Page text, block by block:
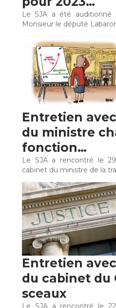
Le SJA a été
Monsieur le député
Entretien
du ministre
fonction…
Le SJA a rencontré le
cabinet du ministre de la
Entretien
du cabinet du
sceaux
Le SJA a rencontré le